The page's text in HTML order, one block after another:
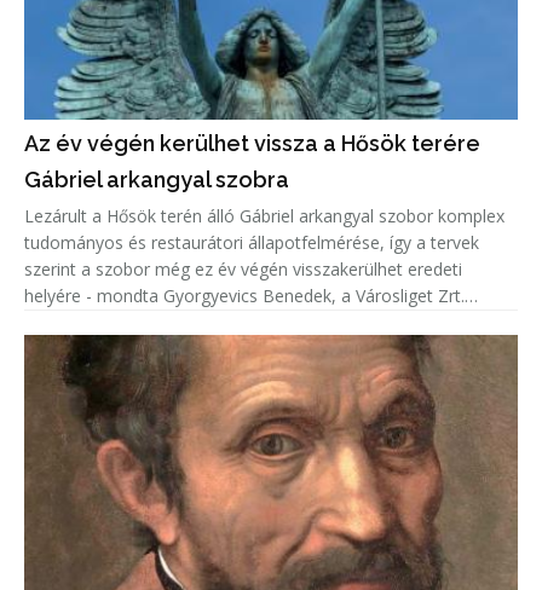
Az év végén kerülhet vissza a Hősök terére
Gábriel arkangyal szobra
Lezárult a Hősök terén álló Gábriel arkangyal szobor komplex
tudományos és restaurátori állapotfelmérése, így a tervek
szerint a szobor még ez év végén visszakerülhet eredeti
helyére - mondta Gyorgyevics Benedek, a Városliget Zrt.